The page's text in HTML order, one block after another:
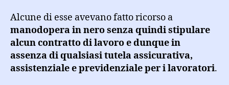
Alcune di esse avevano fatto ricorso a
manodopera in nero senza quindi stipulare
alcun contratto di lavoro e dunque in
assenza di qualsiasi tutela assicurativa,
assistenziale e previdenziale per i lavoratori.